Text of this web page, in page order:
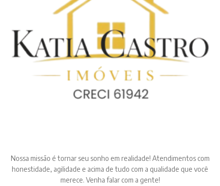
Nossa missão é tornar seu sonho em realidade! Atendimentos com
honestidade, agilidade e acima de tudo com a qualidade que você
merece. Venha falar com a gente!